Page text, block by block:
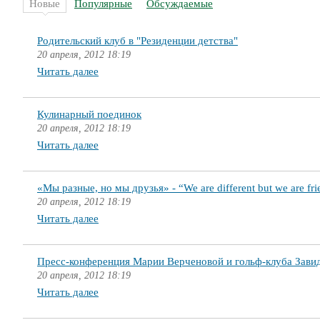
Новые Популярные Обсуждаемые
Родительский клуб в "Резиденции детства"
20 апреля, 2012 18:19
Читать далее
Кулинарный поединок
20 апреля, 2012 18:19
Читать далее
«Мы разные, но мы друзья» - “We are different but we are
20 апреля, 2012 18:19
Читать далее
Пресс-конференция Марии Верченовой и гольф-клуба
20 апреля, 2012 18:19
Читать далее